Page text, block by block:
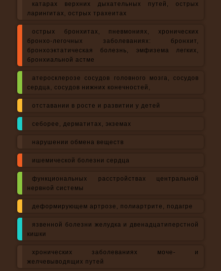
катарах верхних дыхательных путей, острых
ларингитах, острых трахеитах
острых бронхитах, пневмониях, хронических
бронхо-легочных заболеваниях: бронхит,
бронхоэктатическая болезнь, эмфизема легких,
бронхиальной астме
атеросклерозе сосудов головного мозга, сосудов
сердца, сосудов нижних конечностей,
отставании в росте и развитии у детей
себорее, дерматитах, экземах
нарушении обмена веществ
ишемической болезни сердца
функциональных расстройствах центральной
нервной системы
деформирующем артрозе, полиартрите, подагре
язвенной болезни желудка и двенадцатиперстной
кишки
хронических заболеваниях моче- и
желчевыводящих путей